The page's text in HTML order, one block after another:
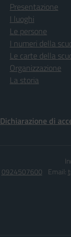
Presentazione
I luoghi
Le persone
I numeri della
Le carte della
Organizzazione
La storia
Dichiarazione di
0924507600 Email: